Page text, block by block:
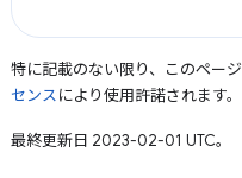
特に記載のない限り、このペー
センスにより使用許諾されます。
最終更新日 2023-02-01 UTC。